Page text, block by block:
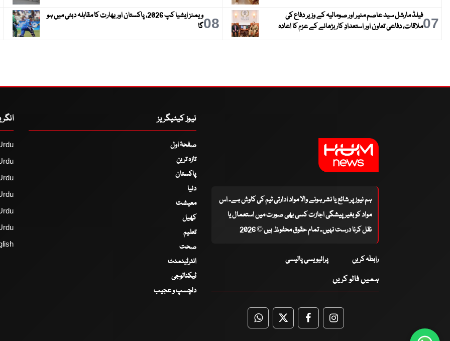
07فیلڈ مارشل سید عاصم منیر اور صومالیہ کے وزیر دفاع کی
ملاقات، دفاعی تعاون اور استعدادِ کار بڑھانے کے عزم کا اعادہ
08
ویمنز ایشیا کپ 2026، پاکستان اور بھارت کا مقابلہ دبئی میں ہو
گا
ہم نیوز پر شائع یا نشر ہونے والا مواد ادارتی ٹیم کی کاوش ہے۔ اس
مواد کو بغیر پیشگی اجازت کسی بھی صورت میں استعمال یا
نقل کرنا درست نہیں۔ تمام حقوق محفوظ ہیں © 2026
رابطہ کریں پرائیویسی پالیسی
ہمیں فالو کریں
WhatsApp
TwitterFacebookFacebook
نیوز کیٹیگریز
صفحۂ اول
تازہ ترین
پاکستان
دنیا
معیشت
کھیل
تعلیم
صحت
انٹرٹینمنٹ
ٹیکنالوجی
دلچسپ و عجیب